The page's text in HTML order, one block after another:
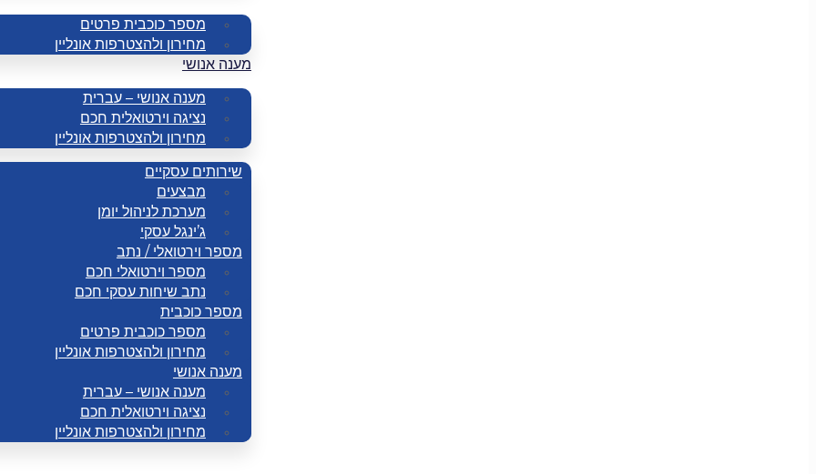
מספר כוכבית פרטים
מחירון ולהצטרפות אונליין
מענה אנושי
מענה אנושי – עברית
נציגה וירטואלית חכם
מחירון ולהצטרפות אונליין
שירותים עסקיים
מבצעים
מערכת לניהול יומן
ג’ינגל עסקי
מספר וירטואלי / נתב
מספר וירטואלי חכם
נתב שיחות עסקי חכם
מספר כוכבית
מספר כוכבית פרטים
מחירון ולהצטרפות אונליין
מענה אנושי
מענה אנושי – עברית
נציגה וירטואלית חכם
מחירון ולהצטרפות אונליין